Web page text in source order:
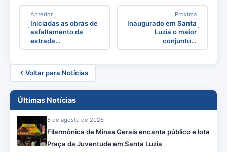
Anterior
Iniciadas as obras de
asfaltamento da
estrada…
Próxima
Inaugurado em Santa
Luzia o maior
conjunto…
Voltar para Notícias
Últimas Notícias
8 de agosto de 2026
Filarmônica de Minas Gerais encanta público e lota
Praça da Juventude em Santa Luzia